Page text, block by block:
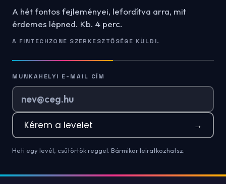
A hét fontos fejleményei, lefordítva arra, mit
érdemes lépned. Kb. 4 perc.
A FINTECHZONE SZERKESZTŐSÉGE KÜLDI.
MUNKAHELYI E-MAIL CÍM
Kérem a levelet →
Heti egy levél, csütörtök reggel. Bármikor leiratkozhatsz.